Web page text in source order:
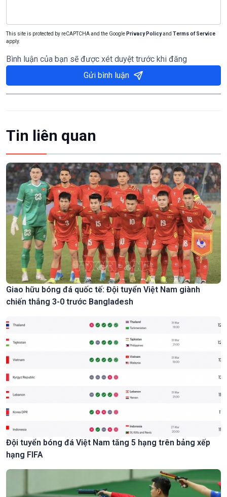
This site is protected by reCAPTCHA and the Google Privacy Policyand Terms of Service
apply.
Bình luận của bạn sẽ được xét duyệt trước khi đăng
Gửi bình luận
Tin liên quan
Giao hữu bóng đá quốc tế: Đội tuyển Việt Nam giành
chiến thắng 3-0 trước Bangladesh
Đội tuyển bóng đá Việt Nam tăng 5 hạng trên bảng xếp
hạng FIFA